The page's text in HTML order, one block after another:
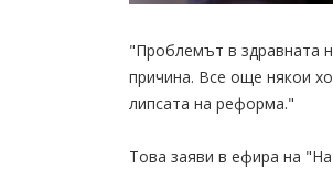
"Проблемът в здравната
причина. Все още някои
липсата на реформа."
Това заяви в ефира на